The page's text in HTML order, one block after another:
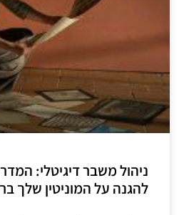
ניהול משבר דיגיטלי:
להגנה על המוניטין שלך